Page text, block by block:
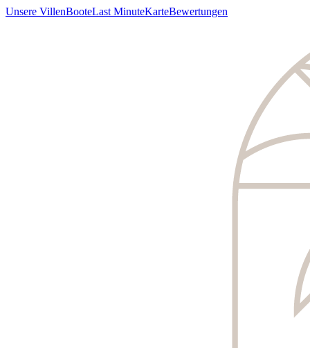
Unsere VillenBooteLast MinuteKarteBewertungen